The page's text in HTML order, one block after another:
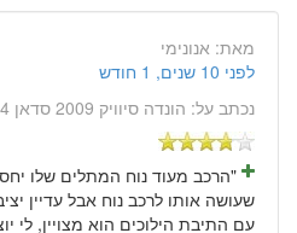
מאת: אנונימי
לפני 10 שנים, 1 חודש
נכתב על: הונדה סיוויק 2009 סדאן 4 דלתות
שעושה אותו לרכב נוח אבל עדיין